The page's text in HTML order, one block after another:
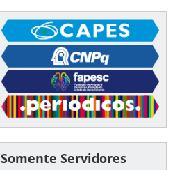
Somente Servidores